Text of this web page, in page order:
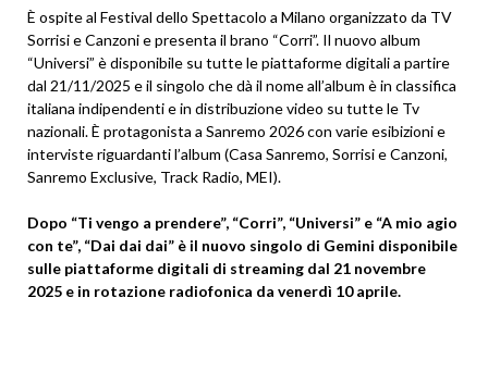
È ospite al Festival dello Spettacolo a Milano organizzato da TV
Sorrisi e Canzoni e presenta il brano “Corri”. Il nuovo album
“Universi” è disponibile su tutte le piattaforme digitali a partire
dal 21/11/2025 e il singolo che dà il nome all’album è in classifica
italiana indipendenti e in distribuzione video su tutte le Tv
nazionali. È protagonista a Sanremo 2026 con varie esibizioni e
interviste riguardanti l’album (Casa Sanremo, Sorrisi e Canzoni,
Sanremo Exclusive, Track Radio, MEI).
Dopo “Ti vengo a prendere”, “Corri”, “Universi” e “A mio agio
con te”, “Dai dai dai” è il nuovo singolo di Gemini disponibile
sulle piattaforme digitali di streaming dal 21 novembre
2025 e in rotazione radiofonica da venerdì 10 aprile.